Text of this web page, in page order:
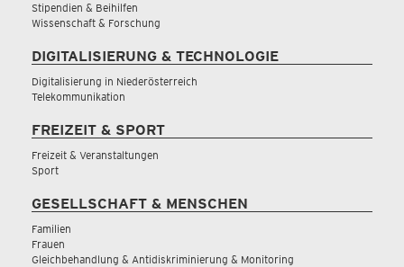
Stipendien & Beihilfen
Wissenschaft & Forschung
DIGITALISIERUNG & TECHNOLOGIE
Digitalisierung in Niederösterreich
Telekommunikation
FREIZEIT & SPORT
Freizeit & Veranstaltungen
Sport
GESELLSCHAFT & MENSCHEN
Familien
Frauen
Gleichbehandlung & Antidiskriminierung & Monitoring